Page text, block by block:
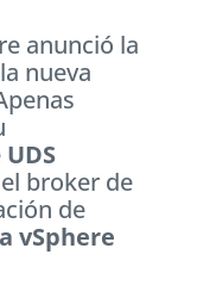
anunció la
nueva
UDS
broker de
de
vSphere